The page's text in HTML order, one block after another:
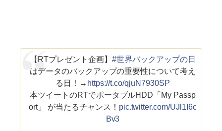
【RTプレゼント企画】 #世界バックアップの日
はデータのバックアップの重要性について考え
る日！→ https://t.co/qjuN7930SP
本ツイートのRTでポータブルHDD「My Passp
ort」 が当たるチャンス！ pic.twitter.com/UJl1I6c
Bv3